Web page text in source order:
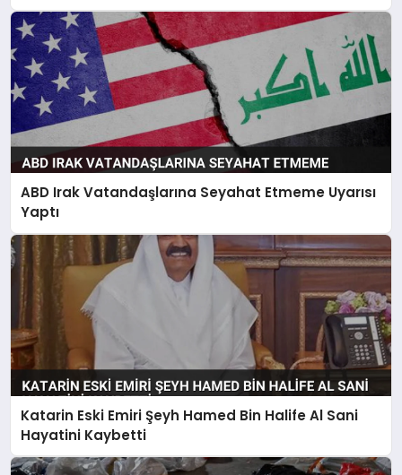
ABD Irak Vatandaşlarına Seyahat Etmeme Uyarısı
Yaptı
Katarin Eski Emiri Şeyh Hamed Bin Halife Al Sani
Hayatini Kaybetti